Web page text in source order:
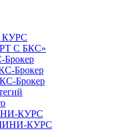
КУРС
С БКС»
Брокер
Брокер
Брокер
КУРС
КУРС